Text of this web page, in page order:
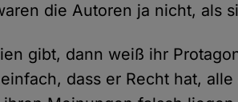
die Autoren ja nicht, als
gibt, dann weiß ihr
dass er Recht hat,